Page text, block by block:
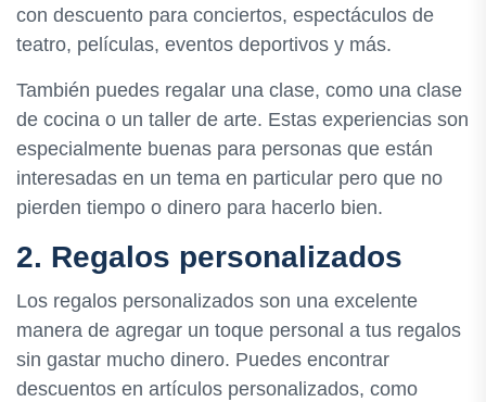
con descuento para conciertos, espectáculos de
teatro, películas, eventos deportivos y más.
También puedes regalar una clase, como una clase
de cocina o un taller de arte. Estas experiencias son
especialmente buenas para personas que están
interesadas en un tema en particular pero que no
pierden tiempo o dinero para hacerlo bien.
2. Regalos personalizados
Los regalos personalizados son una excelente
manera de agregar un toque personal a tus regalos
sin gastar mucho dinero. Puedes encontrar
descuentos en artículos personalizados, como